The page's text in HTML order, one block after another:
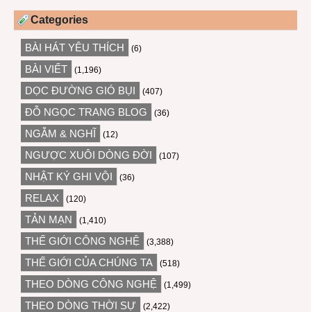
Categories
BÀI HÁT YÊU THÍCH (6)
BÀI VIẾT (1,196)
DỌC ĐƯỜNG GIÓ BỤI (407)
ĐỖ NGỌC TRANG BLOG (36)
NGẪM & NGHĨ (12)
NGƯỢC XUÔI DÒNG ĐỜI (107)
NHẬT KÝ GHI VỘI (36)
RELAX (120)
TẢN MẠN (1,410)
THẾ GIỚI CÔNG NGHỆ (3,388)
THẾ GIỚI CỦA CHÚNG TA (518)
THEO DÒNG CÔNG NGHỆ (1,499)
THEO DÒNG THỜI SỰ (2,422)